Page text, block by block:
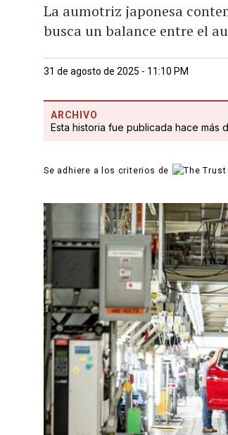
La aumotriz japonesa
busca un balance entre el
31 de agosto de 2025 - 11:10 PM
ARCHIVO
Esta historia fue publicada hace más
Se adhiere a los criterios de